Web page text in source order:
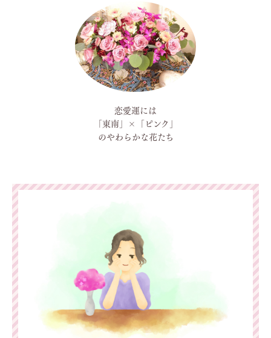
恋愛運には
「東南」×「ピンク」
のやわらかな花たち